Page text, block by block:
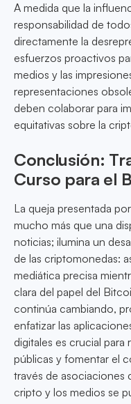
A medida que la
responsabilidad de
directamente la
esfuerzos proactivos
medios y las
representaciones
deben colaborar para
equitativas sobre la
Conclusión:
Curso para el
La queja presentada
mucho más que una
noticias; ilumina un
de las criptomonedas:
mediática precisa
clara del papel del
continúa cambiando,
enfatizar las
digitales es crucial
públicas y fomentar el
través de asociaciones
cripto y los medios se